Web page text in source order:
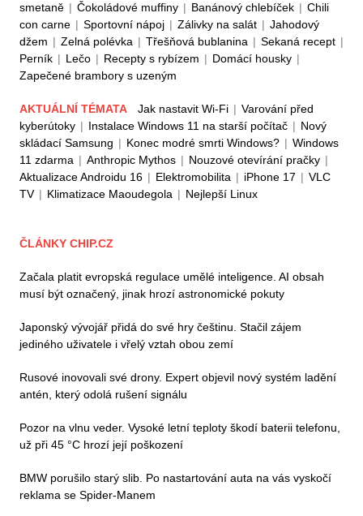
smetaně | Čokoládové muffiny | Banánový chlebíček | Chili
con carne | Sportovní nápoj | Zálivky na salát | Jahodový
džem | Zelná polévka | Třešňová bublanina | Sekaná recept |
Perník | Lečo | Recepty s rybízem | Domácí housky |
Zapečené brambory s uzeným
AKTUÁLNÍ TÉMATA Jak nastavit Wi-Fi | Varování před
kyberútoky | Instalace Windows 11 na starší počítač | Nový
skládací Samsung | Konec modré smrti Windows? | Windows
11 zdarma | Anthropic Mythos | Nouzové otevírání pračky |
Aktualizace Androidu 16 | Elektromobilita | iPhone 17 | VLC
TV | Klimatizace Maoudegola | Nejlepší Linux
ČLÁNKY CHIP.CZ
Začala platit evropská regulace umělé inteligence. AI obsah
musí být označený, jinak hrozí astronomické pokuty
Japonský vývojář přidá do své hry češtinu. Stačil zájem
jediného uživatele i vřelý vztah obou zemí
Rusové inovovali své drony. Expert objevil nový systém ladění
antén, který odolá rušení signálu
Pozor na vlnu veder. Vysoké letní teploty škodí baterii telefonu,
už při 45 °C hrozí její poškození
BMW porušilo starý slib. Po nastartování auta na vás vyskočí
reklama se Spider-Manem